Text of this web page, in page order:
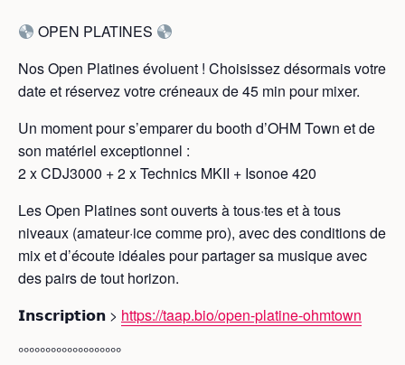
OPEN PLATINES
Nos Open Platines évoluent ! Choisissez désormais votre
date et réservez votre créneaux de 45 min pour mixer.
Un moment pour s’emparer du booth d’OHM Town et de
son matériel exceptionnel :
2 x CDJ3000 + 2 x Technics MKII + Isonoe 420
Les Open Platines sont ouverts à tous·tes et à tous
niveaux (amateur·ice comme pro), avec des conditions de
mix et d’écoute idéales pour partager sa musique avec
des pairs de tout horizon.
𝗜𝗻𝘀𝗰𝗿𝗶𝗽𝘁𝗶𝗼𝗻 > https://taap.bio/open-platine-ohmtown
°°°°°°°°°°°°°°°°°°°